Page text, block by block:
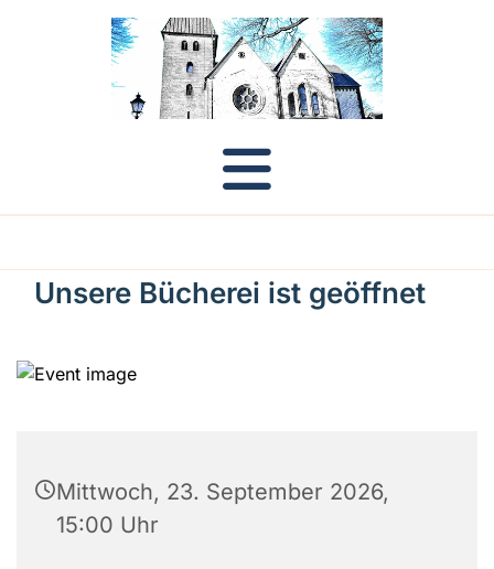
Unsere Bücherei ist geöffnet
Mittwoch, 23. September 2026,
15:00 Uhr